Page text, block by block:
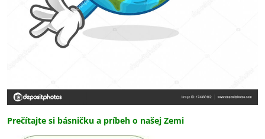
Prečítajte si básničku a príbeh o našej Zemi